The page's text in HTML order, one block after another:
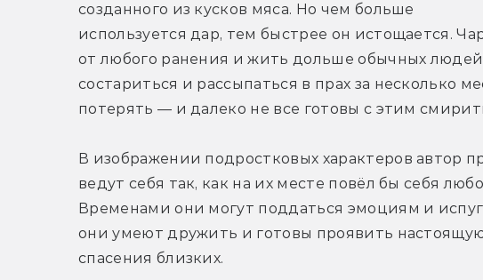
созданного из кусков мяса. Но чем больше
используется дар, тем быстрее он истощается.
от любого ранения и жить дольше обычных
состариться и рассыпаться в прах за несколько
потерять — и далеко не все готовы с этим
В изображении подростковых характеров автор
ведут себя так, как на их месте повёл бы себя
Временами они могут поддаться эмоциям и
они умеют дружить и готовы проявить настоящую
спасения близких.